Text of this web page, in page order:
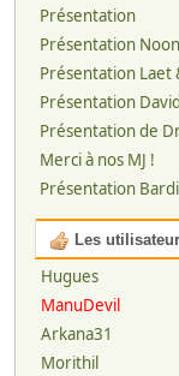
Présentation
Présentation
Présentation Laet
Présentation
Présentation de
Merci à nos MJ !
Présentation
Les
Hugues
ManuDevil
Arkana31
Morithil